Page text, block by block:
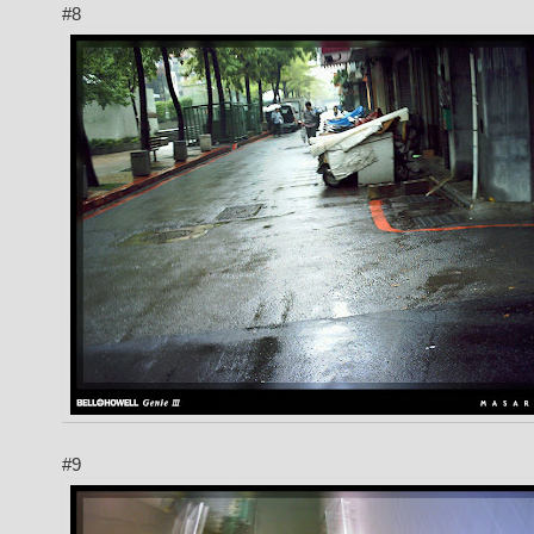
#8
#9